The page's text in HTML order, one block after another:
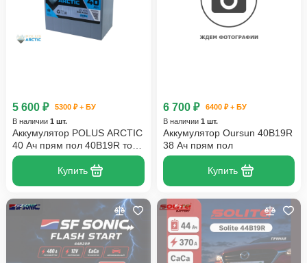
5 600 ₽
5300 ₽ + БУ
В наличии 1 шт.
Аккумулятор POLUS ARCTIC
40 Ач прям пол 40B19R тонк
кл
Купить
6 700 ₽
6400 ₽ + БУ
В наличии 1 шт.
Аккумулятор Oursun 40B19R
38 Ач прям пол
Купить